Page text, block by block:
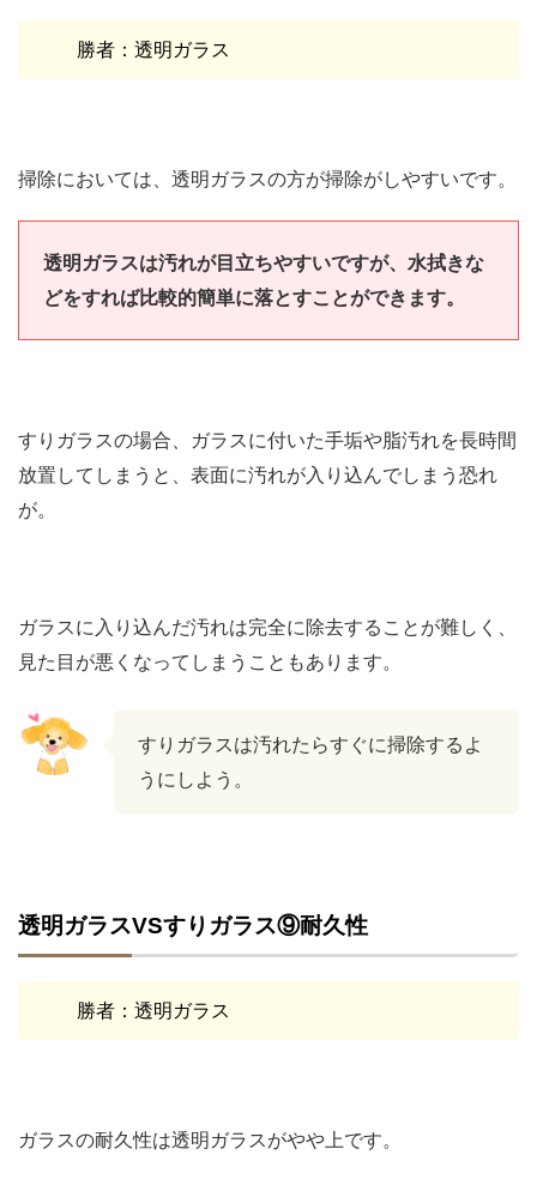
勝者：透明ガラス
掃除においては、透明ガラスの方が掃除がしやすいです。
透明ガラスは汚れが目立ちやすいですが、水拭きな
どをすれば比較的簡単に落とすことができます。
すりガラスの場合、ガラスに付いた手垢や脂汚れを長時間
放置してしまうと、表面に汚れが入り込んでしまう恐れ
が。
ガラスに入り込んだ汚れは完全に除去することが難しく、
見た目が悪くなってしまうこともあります。
すりガラスは汚れたらすぐに掃除するよ
うにしよう。
透明ガラスVSすりガラス⑨耐久性
勝者：透明ガラス
ガラスの耐久性は透明ガラスがやや上です。